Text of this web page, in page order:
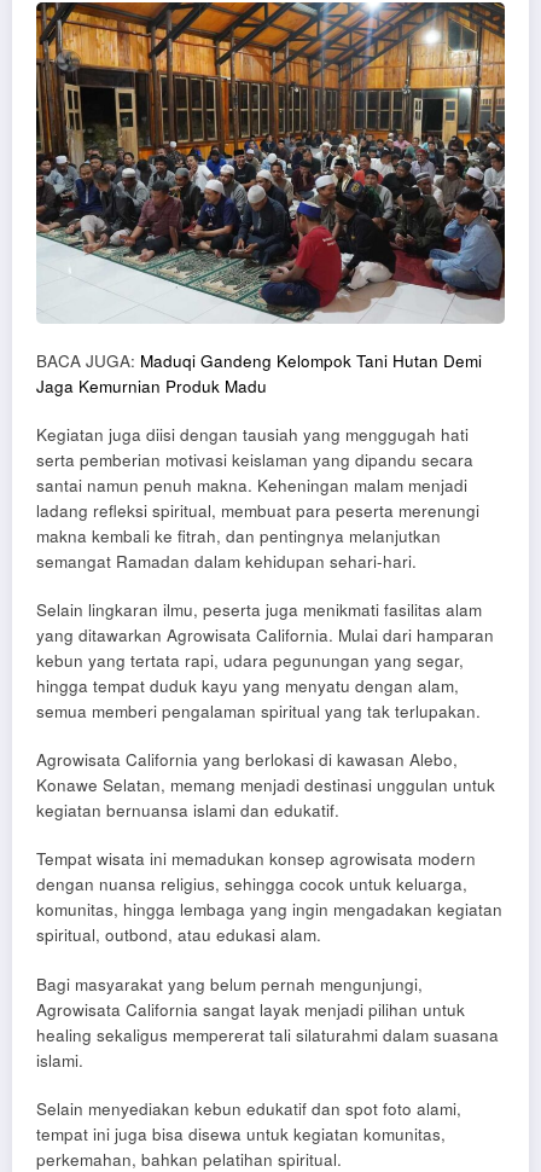
BACA JUGA: Maduqi Gandeng Kelompok Tani Hutan Demi
Jaga Kemurnian Produk Madu
Kegiatan juga diisi dengan tausiah yang menggugah hati
serta pemberian motivasi keislaman yang dipandu secara
santai namun penuh makna. Keheningan malam menjadi
ladang refleksi spiritual, membuat para peserta merenungi
makna kembali ke fitrah, dan pentingnya melanjutkan
semangat Ramadan dalam kehidupan sehari-hari.
Selain lingkaran ilmu, peserta juga menikmati fasilitas alam
yang ditawarkan Agrowisata California. Mulai dari hamparan
kebun yang tertata rapi, udara pegunungan yang segar,
hingga tempat duduk kayu yang menyatu dengan alam,
semua memberi pengalaman spiritual yang tak terlupakan.
Agrowisata California yang berlokasi di kawasan Alebo,
Konawe Selatan, memang menjadi destinasi unggulan untuk
kegiatan bernuansa islami dan edukatif.
Tempat wisata ini memadukan konsep agrowisata modern
dengan nuansa religius, sehingga cocok untuk keluarga,
komunitas, hingga lembaga yang ingin mengadakan kegiatan
spiritual, outbond, atau edukasi alam.
Bagi masyarakat yang belum pernah mengunjungi,
Agrowisata California sangat layak menjadi pilihan untuk
healing sekaligus mempererat tali silaturahmi dalam suasana
islami.
Selain menyediakan kebun edukatif dan spot foto alami,
tempat ini juga bisa disewa untuk kegiatan komunitas,
perkemahan, bahkan pelatihan spiritual.